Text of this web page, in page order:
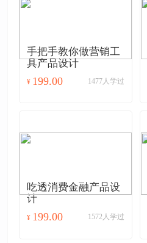
手把手教你做营销工
具产品设计
¥ 199.00 1477人学过
吃透消费金融产品设
计
¥ 199.00 1572人学过